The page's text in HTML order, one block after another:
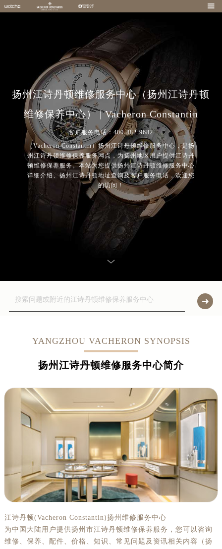

扬州江诗丹顿维修服务中心（扬州江诗丹顿
维修保养中心） | Vacheron Constantin
客户服务电话：400-882-9682
（Vacheron Constantin）扬州江诗丹顿维修服务中心，是扬
州江诗丹顿维修保养服务网点，为扬州地区用户提供江诗丹
顿维修保养服务。本站为您提供扬州江诗丹顿维修服务中心
详细介绍、扬州江诗丹顿地址查询及客户服务电话，欢迎您
的访问！
YANGZHOU VACHERON SYNOPSIS
扬州江诗丹顿维修服务中心简介
江诗丹顿(Vacheron Constantin)扬州维修服务中心
为中国大陆用户提供扬州市江诗丹顿维修保养服务，您可以咨询
维修、保养、配件、价格、知识、常见问题及资讯相关内容（扬